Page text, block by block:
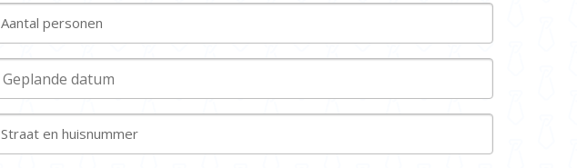
Aantal personen
Straat en huisnummer